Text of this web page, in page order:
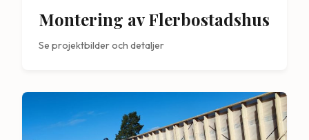
Montering av Flerbostadshus
Se projektbilder och detaljer